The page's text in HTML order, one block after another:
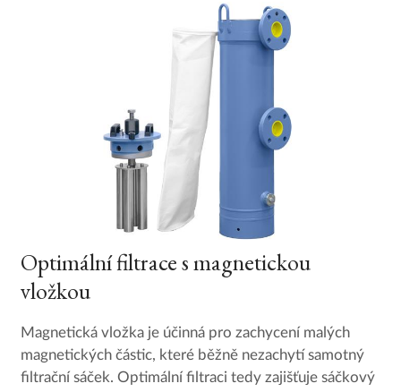
Optimální filtrace s magnetickou
vložkou
Magnetická vložka je účinná pro zachycení malých
magnetických částic, které běžně nezachytí samotný
filtrační sáček. Optimální filtraci tedy zajišťuje sáčkový